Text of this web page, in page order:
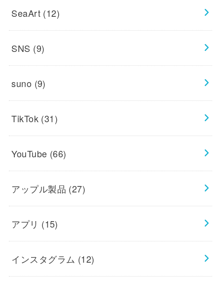
SeaArt (12)
SNS (9)
suno (9)
TikTok (31)
YouTube (66)
アップル製品 (27)
アプリ (15)
インスタグラム (12)